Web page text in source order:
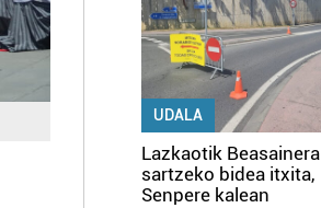
UDALA
Lazkaotik Beasainera
sartzeko bidea itxita,
Senpere kalean